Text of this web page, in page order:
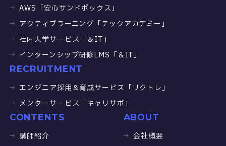
AWS「安心サンドボックス」
アクティブラーニング「テックアカデミー」
社内大学サービス「＆IT」
インターンシップ研修LMS「＆IT」
RECRUITMENT
エンジニア採用＆育成サービス「リクトレ」
メンターサービス「キャリサポ」
CONTENTS
講師紹介
ABOUT
会社概要